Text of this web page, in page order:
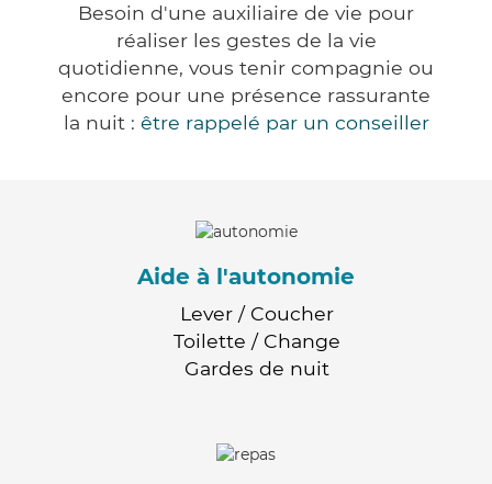
Besoin d'une auxiliaire de vie pour
réaliser les gestes de la vie
quotidienne, vous tenir compagnie ou
encore pour une présence rassurante
la nuit : être rappelé par un conseiller
Aide à l'autonomie
Lever / Coucher
Toilette / Change
Gardes de nuit